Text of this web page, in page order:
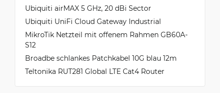
Ubiquiti airMAX 5 GHz, 20 dBi Sector
Ubiquiti UniFi Cloud Gateway Industrial
MikroTik Netzteil mit offenem Rahmen GB60A-
S12
Broadbe schlankes Patchkabel 10G blau 12m
Teltonika RUT281 Global LTE Cat4 Router